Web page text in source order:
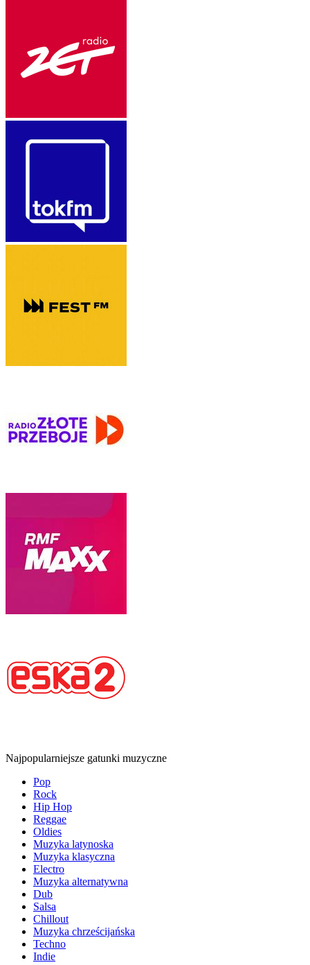
Najpopularniejsze gatunki muzyczne
Pop
Rock
Hip Hop
Reggae
Oldies
Muzyka latynoska
Muzyka klasyczna
Electro
Muzyka alternatywna
Dub
Salsa
Chillout
Muzyka chrześcijańska
Techno
Indie